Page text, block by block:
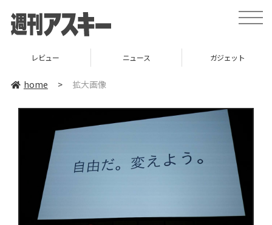
toggle
レビュー ニュース ガジェット
home > 拡大画像